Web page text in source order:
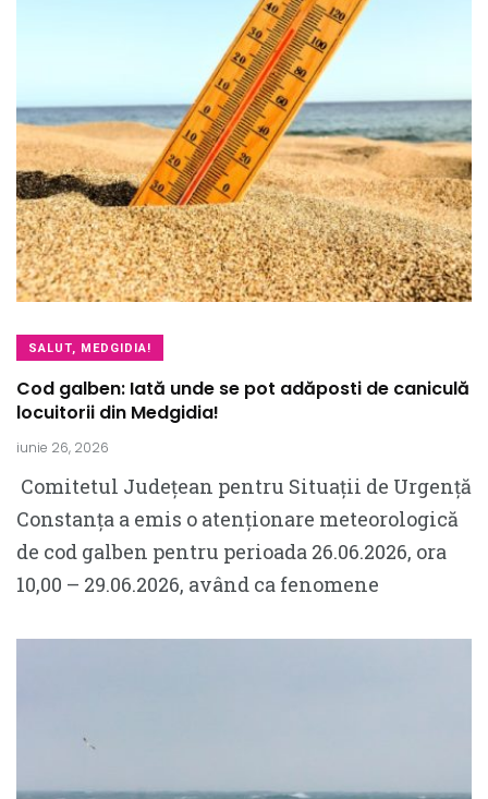
SALUT, MEDGIDIA!
Cod galben: Iată unde se pot adăposti de caniculă
locuitorii din Medgidia!
iunie 26, 2026
Comitetul Județean pentru Situații de Urgență
Constanța a emis o atenționare meteorologică
de cod galben pentru perioada 26.06.2026, ora
10,00 – 29.06.2026, având ca fenomene